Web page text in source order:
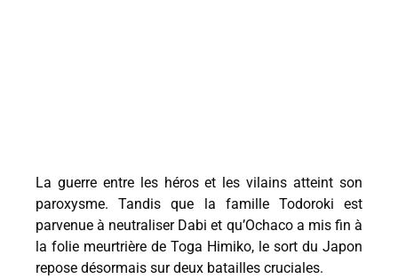
La guerre entre les héros et les vilains atteint son
paroxysme. Tandis que la famille Todoroki est
parvenue à neutraliser Dabi et qu’Ochaco a mis fin à
la folie meurtrière de Toga Himiko, le sort du Japon
repose désormais sur deux batailles cruciales.